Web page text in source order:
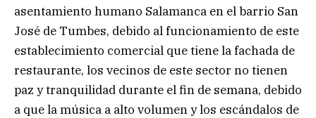
asentamiento humano Salamanca en el barrio San
José de Tumbes, debido al funcionamiento de este
establecimiento comercial que tiene la fachada de
restaurante, los vecinos de este sector no tienen
paz y tranquilidad durante el fin de semana, debido
a que la música a alto volumen y los escándalos de